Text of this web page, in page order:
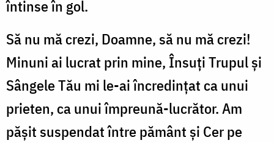
întinse în gol.
Să nu mă crezi, Doamne, să nu mă crezi!
Minuni ai lucrat prin mine, Însuți Trupul și
Sângele Tău mi le-ai încredințat ca unui
prieten, ca unui împreună-lucrător. Am
pășit suspendat între pământ și Cer pe